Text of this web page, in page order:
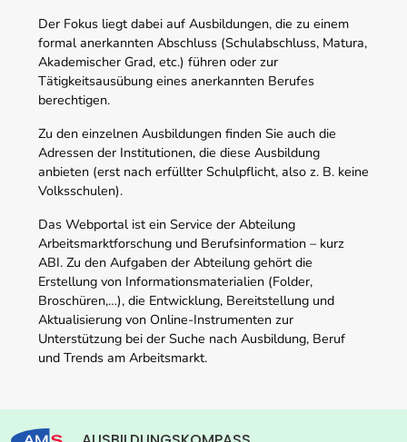
Der Fokus liegt dabei auf Ausbildungen, die zu einem
formal anerkannten Abschluss (Schulabschluss, Matura,
Akademischer Grad, etc.) führen oder zur
Tätigkeitsausübung eines anerkannten Berufes
berechtigen.
Zu den einzelnen Ausbildungen finden Sie auch die
Adressen der Institutionen, die diese Ausbildung
anbieten (erst nach erfüllter Schulpflicht, also z. B. keine
Volksschulen).
Das Webportal ist ein Service der Abteilung
Arbeitsmarktforschung und Berufsinformation – kurz
ABI. Zu den Aufgaben der Abteilung gehört die
Erstellung von Informationsmaterialien (Folder,
Broschüren,…), die Entwicklung, Bereitstellung und
Aktualisierung von Online-Instrumenten zur
Unterstützung bei der Suche nach Ausbildung, Beruf
und Trends am Arbeitsmarkt.